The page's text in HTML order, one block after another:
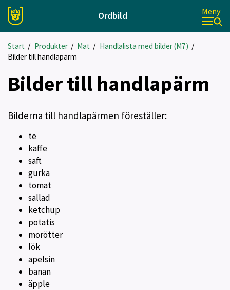
Ordbild Meny
Start / Produkter/ Mat / Handlalista med bilder (M7) /
Bilder till handlapärm
Bilder till handlapärm
Bilderna till handlapärmen föreställer:
te
kaffe
saft
gurka
tomat
sallad
ketchup
potatis
morötter
lök
apelsin
banan
äpple